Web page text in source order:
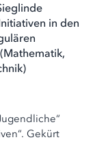
in den
Gekürt